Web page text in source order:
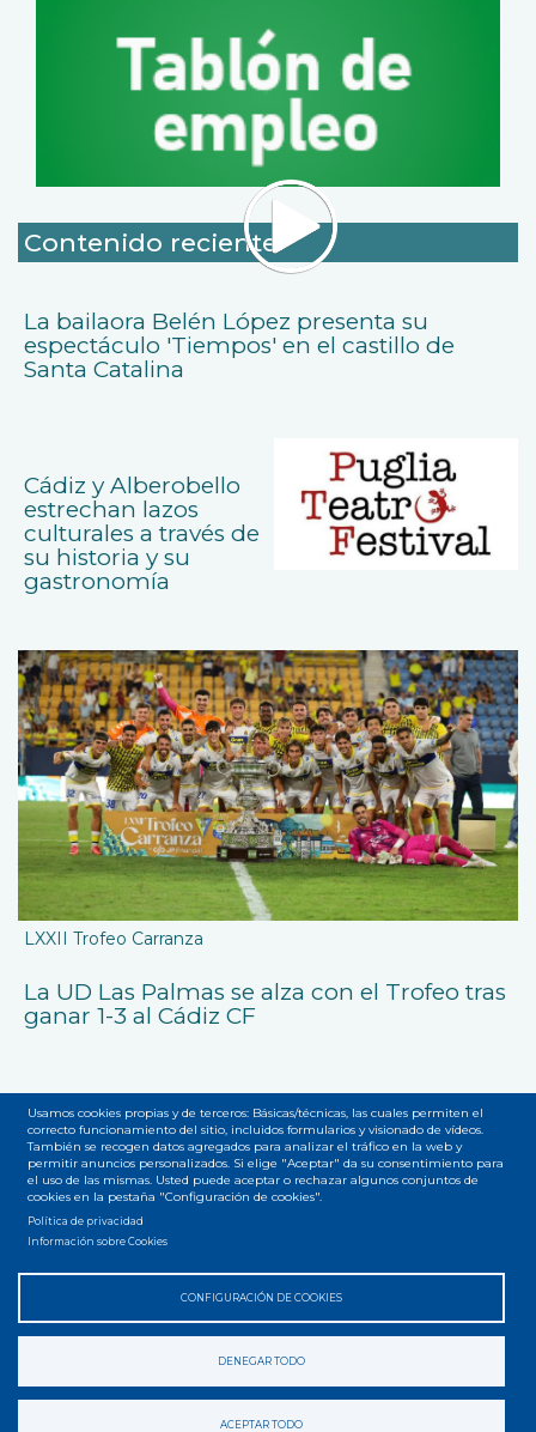
Contenido reciente
La bailaora Belén López presenta su
espectáculo 'Tiempos' en el castillo de
Santa Catalina
Cádiz y Alberobello
estrechan lazos
culturales a través de
su historia y su
gastronomía
LXXII Trofeo Carranza
La UD Las Palmas se alza con el Trofeo tras
ganar 1-3 al Cádiz CF
Menú
del
Accesibilidad Privacidad Legal Cookies Mapa web
Usamos cookies propias y de terceros: Básicas/técnicas, las cuales permiten el
correcto funcionamiento del sitio, incluidos formularios y visionado de vídeos.
También se recogen datos agregados para analizar el tráfico en la web y
permitir anuncios personalizados. Si elige "Aceptar" da su consentimiento para
el uso de las mismas. Usted puede aceptar o rechazar algunos conjuntos de
cookies en la pestaña "Configuración de cookies".
Política de privacidad
Información sobre Cookies
CONFIGURACIÓN DE COOKIES
DENEGAR TODO
ACEPTAR TODO